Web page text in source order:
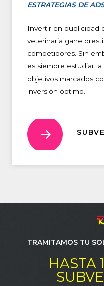
ESTRATEGIAS DE
Invertir en publicidad
veterinaria gane
competidores. Sin
es siempre estudiar
objetivos marcados
inversión óptimo.
TRAMITAMOS TU
HASTA